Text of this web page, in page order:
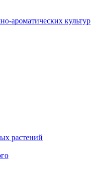
ароматических культур
растений